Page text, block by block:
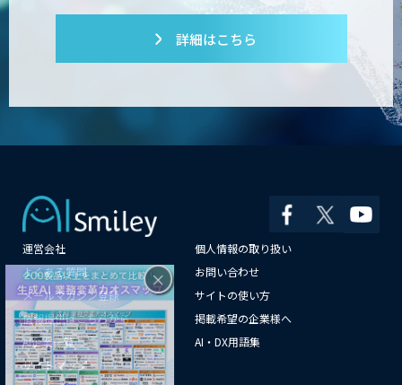
詳細はこちら
運営会社
個人情報の取り扱い
よくある質問
お問い合わせ
メールマガジン登録
サイトの使い方
情報提供はこちらから
掲載希望の企業様へ
AI企業一覧
AI・DX用語集
サイトマップ
×